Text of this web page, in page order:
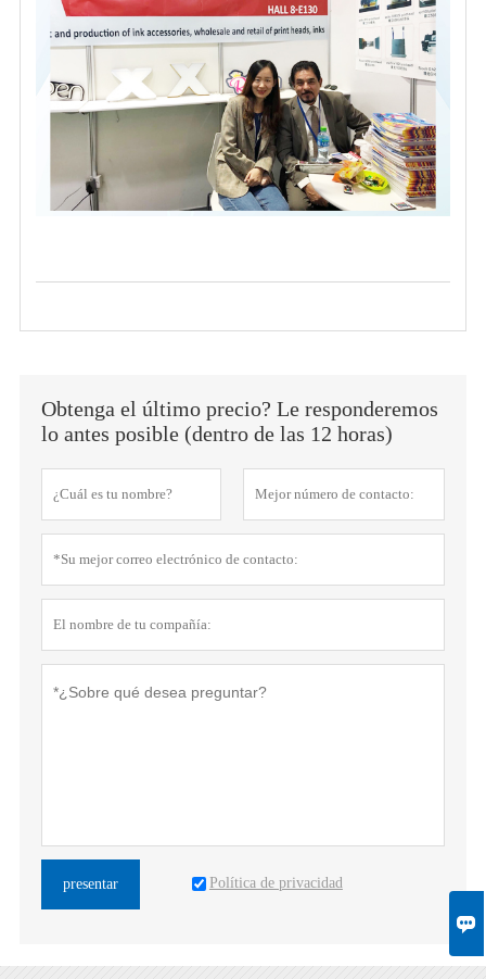

Obtenga el último precio? Le responderemos
lo antes posible (dentro de las 12 horas)
presentar Política de privacidad